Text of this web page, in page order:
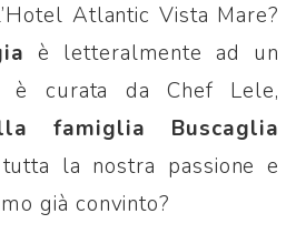
Atlantic Vista Mare?
è letteralmente ad un
è curata da Chef Lele,
famiglia Buscaglia
la nostra passione e
già convinto?